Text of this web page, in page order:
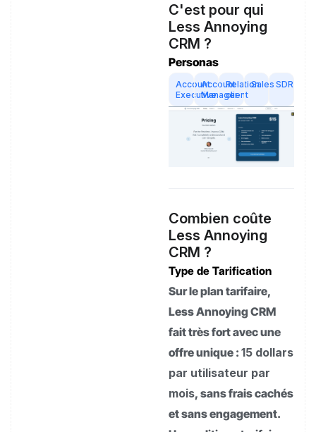
C'est pour qui
Less Annoying
CRM ?
Personas
Account
Executive
Account
Manager
Relation
client
Sales SDR
Combien coûte
Less Annoying
CRM ?
Type de Tarification
Sur le plan tarifaire,
Less Annoying CRM
fait très fort avec une
offre unique : 15 dollars
par utilisateur par
mois, sans frais cachés
et sans engagement.